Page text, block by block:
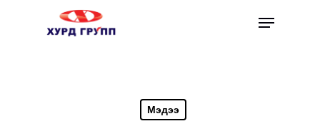
Мэдээ